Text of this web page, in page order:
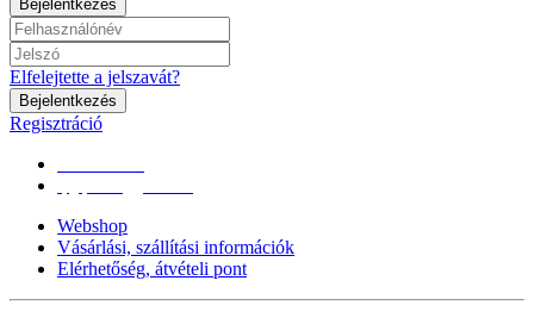
Bejelentkezés
Elfelejtette a jelszavát?
Bejelentkezés
Regisztráció
Webshop
Vásárlási, szállítási információk
Elérhetőség, átvételi pont